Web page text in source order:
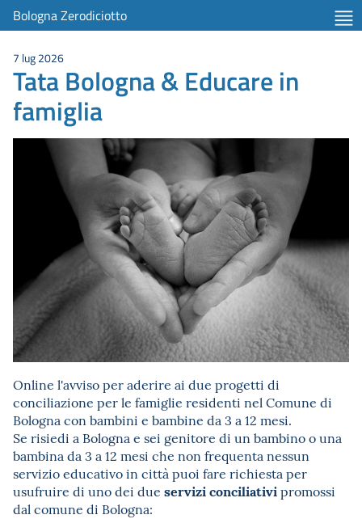
Bologna Zerodiciotto
7 lug 2026
Tata Bologna & Educare in
famiglia
Online l'avviso per aderire ai due progetti di
conciliazione per le famiglie residenti nel Comune di
Bologna con bambini e bambine da 3 a 12 mesi.
Se risiedi a Bologna e sei genitore di un bambino o una
bambina da 3 a 12 mesi che non frequenta nessun
servizio educativo in città puoi fare richiesta per
usufruire di uno dei due servizi conciliativipromossi
dal comune di Bologna: